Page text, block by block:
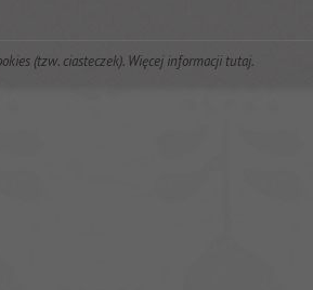
(tzw. ciasteczek). Więcej informacjitutaj.